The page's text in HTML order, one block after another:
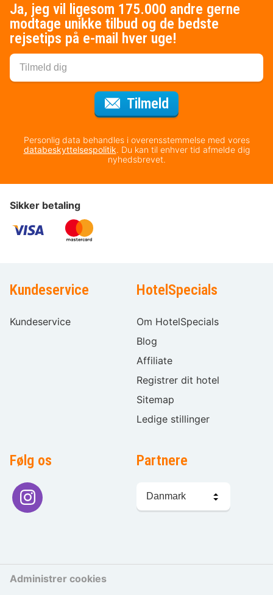
Ja, jeg vil ligesom 175.000 andre gerne
modtage unikke tilbud og de bedste
rejsetips på e-mail hver uge!
Tilmeld
Personlig data behandles i overensstemmelse med vores
databeskyttelsespolitik. Du kan til enhver tid afmelde dig
nyhedsbrevet.
Sikker betaling
Kundeservice
Kundeservice
HotelSpecials
Om HotelSpecials
Blog
Affiliate
Registrer dit hotel
Sitemap
Ledige stillinger
Følg os Partnere
Administrer cookies